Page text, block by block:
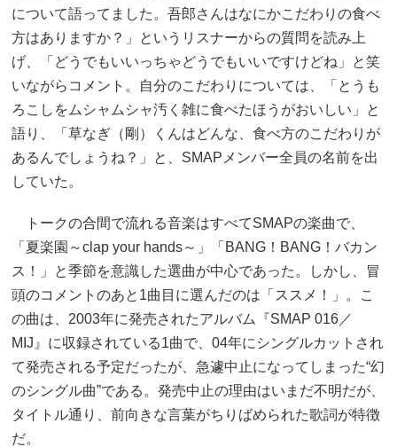
について語ってました。吾郎さんはなにかこだわりの食べ
方はありますか？」というリスナーからの質問を読み上
げ、「どうでもいいっちゃどうでもいいですけどね」と笑
いながらコメント。自分のこだわりについては、「とうも
ろこしをムシャムシャ汚く雑に食べたほうがおいしい」と
語り、「草なぎ（剛）くんはどんな、食べ方のこだわりが
あるんでしょうね？」と、SMAPメンバー全員の名前を出
していた。
トークの合間で流れる音楽はすべてSMAPの楽曲で、
「夏楽園～clap your hands～」「BANG！BANG！バカン
ス！」と季節を意識した選曲が中心であった。しかし、冒
頭のコメントのあと1曲目に選んだのは「ススメ！」。こ
の曲は、2003年に発売されたアルバム『SMAP 016／
MIJ』に収録されている1曲で、04年にシングルカットされ
て発売される予定だったが、急遽中止になってしまった“幻
のシングル曲”である。発売中止の理由はいまだ不明だが、
タイトル通り、前向きな言葉がちりばめられた歌詞が特徴
だ。